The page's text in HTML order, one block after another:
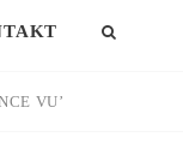
VU’